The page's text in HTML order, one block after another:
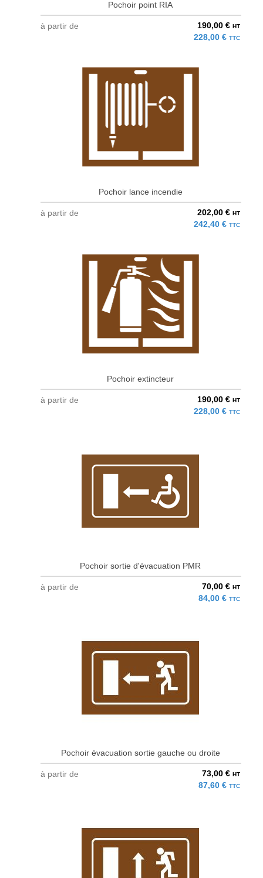
Pochoir point RIA
à partir de 190,00 € HT
228,00 € TTC
Pochoir lance incendie
à partir de 202,00 € HT
242,40 € TTC
Pochoir extincteur
à partir de 190,00 € HT
228,00 € TTC
Pochoir sortie d'évacuation PMR
à partir de 70,00 € HT
84,00 € TTC
Pochoir évacuation sortie gauche ou droite
à partir de 73,00 € HT
87,60 € TTC